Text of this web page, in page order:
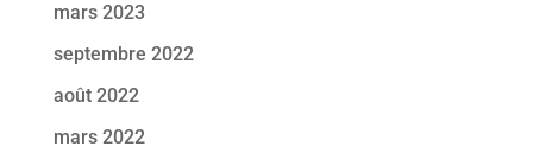
mars 2023
septembre 2022
août 2022
mars 2022